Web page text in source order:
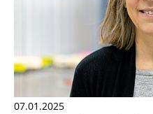
07.01.2025